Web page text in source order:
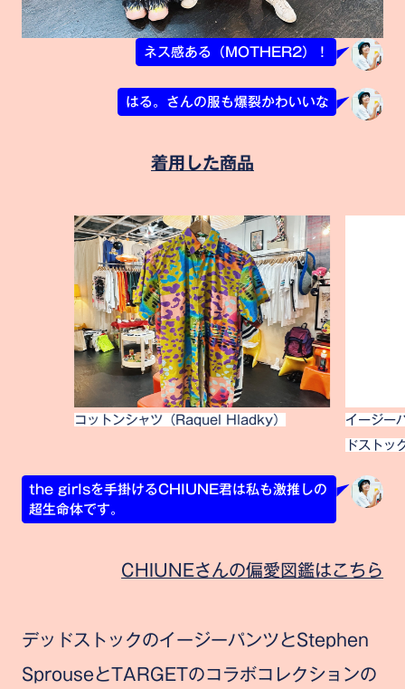
ネス感ある（MOTHER2）！
はる。さんの服も爆裂かわいいな
着用した商品
コットンシャツ（Raquel Hladky）
イージー
ドストッ
the girlsを手掛けるCHIUNE君は私も激推しの
超生命体です。
CHIUNEさんの偏愛図鑑はこちら
デッドストックのイージーパンツとStephen
SprouseとTARGETのコラボコレクションの